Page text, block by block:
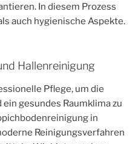
In diesem Prozess
auch hygienische Aspekte.
Hallenreinigung
Pflege, um die
gesundes Raumklima zu
in
Reinigungsverfahren